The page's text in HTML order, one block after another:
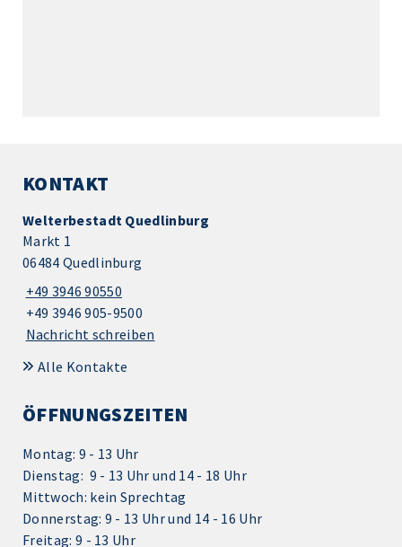
KONTAKT
Welterbestadt Quedlinburg
Markt 1
06484 Quedlinburg
+49 3946 90550
+49 3946 905-9500
Nachricht schreiben
Alle Kontakte
ÖFFNUNGSZEITEN
Montag: 9 - 13 Uhr
Dienstag: 9 - 13 Uhr und 14 - 18 Uhr
Mittwoch: kein Sprechtag
Donnerstag: 9 - 13 Uhr und 14 - 16 Uhr
Freitag: 9 - 13 Uhr